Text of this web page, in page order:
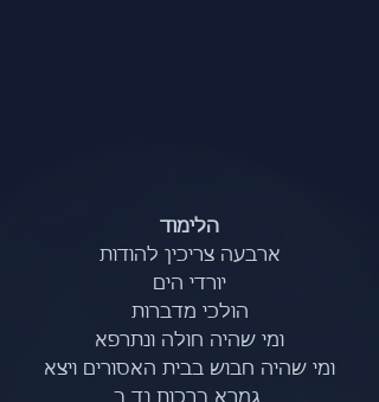
הלימוד
ארבעה צריכין להודות
יורדי הים
הולכי מדברות
ומי שהיה חולה ונתרפא
ומי שהיה חבוש בבית האסורים ויצא